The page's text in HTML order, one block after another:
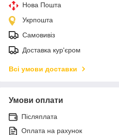
Нова Пошта
Укрпошта
Самовивіз
Доставка кур'єром
Всі умови доставки
Умови оплати
Післяплата
Оплата на рахунок